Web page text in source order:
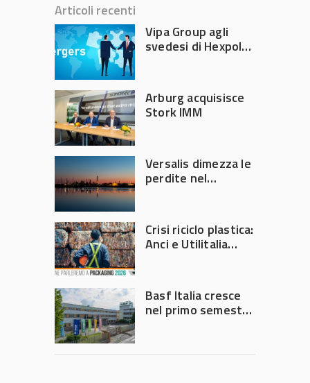
Articoli recenti
Vipa Group agli
svedesi di Hexpol
Arburg acquisisce
Stork IMM
Versalis dimezza le
perdite nel
Crisi riciclo plastica:
Anci e Utilitalia
Governo
Basf Italia cresce
nel primo semestre